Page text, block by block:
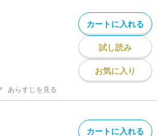
カートに入れる
試し読み
お気に入り
あらすじを見る
カートに入れる